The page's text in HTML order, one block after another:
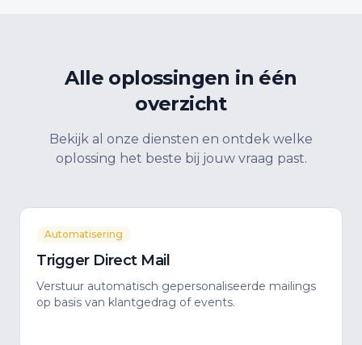
Alle oplossingen in één
overzicht
Bekijk al onze diensten en ontdek welke
oplossing het beste bij jouw vraag past.
Automatisering
Trigger Direct Mail
Verstuur automatisch gepersonaliseerde mailings
op basis van klantgedrag of events.